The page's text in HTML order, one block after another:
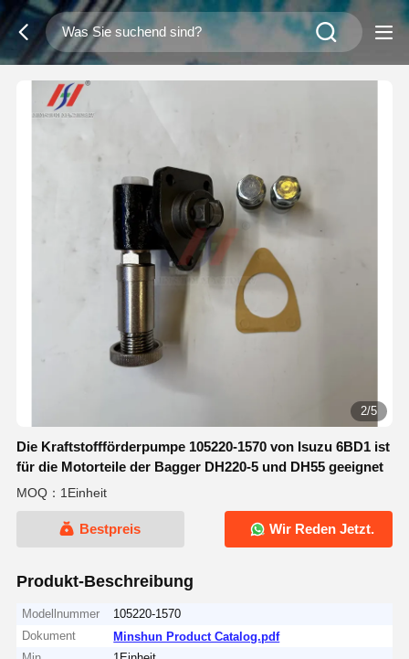
2/5
Die Kraftstoffförderpumpe 105220-1570 von Isuzu 6BD1 ist
für die Motorteile der Bagger DH220-5 und DH55 geeignet
MOQ：1Einheit
Bestpreis Wir Reden Jetzt.
Produkt-Beschreibung
Modellnummer
105220-1570
Dokument
Minshun Product Catalog.pdf